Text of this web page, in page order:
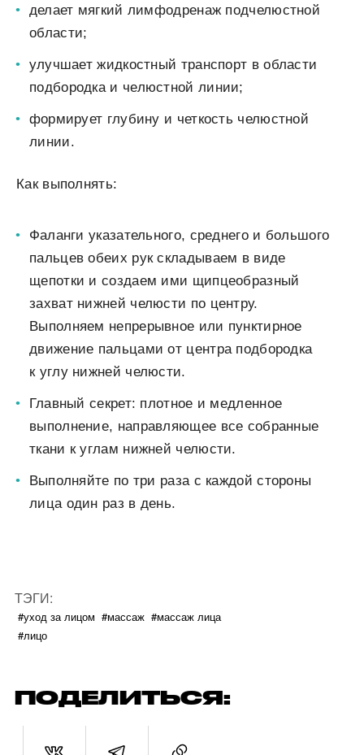
делает мягкий лимфодренаж подчелюстной
области;
улучшает жидкостный транспорт в области
подбородка и челюстной линии;
формирует глубину и четкость челюстной
линии.
Как выполнять:
Фаланги указательного, среднего и большого
пальцев обеих рук складываем в виде
щепотки и создаем ими щипцеобразный
захват нижней челюсти по центру.
Выполняем непрерывное или пунктирное
движение пальцами от центра подбородка
к углу нижней челюсти.
Главный секрет: плотное и медленное
выполнение, направляющее все собранные
ткани к углам нижней челюсти.
Выполняйте по три раза с каждой стороны
лица один раз в день.
ТЭГИ:
#уход за лицом #массаж #массаж лица
#лицо
ПОДЕЛИТЬСЯ: